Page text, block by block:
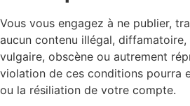
Vous vous engagez à ne publier,
aucun contenu illégal, diffamatoire,
vulgaire, obscène ou autrement
violation de ces conditions pourra
ou la résiliation de votre compte.